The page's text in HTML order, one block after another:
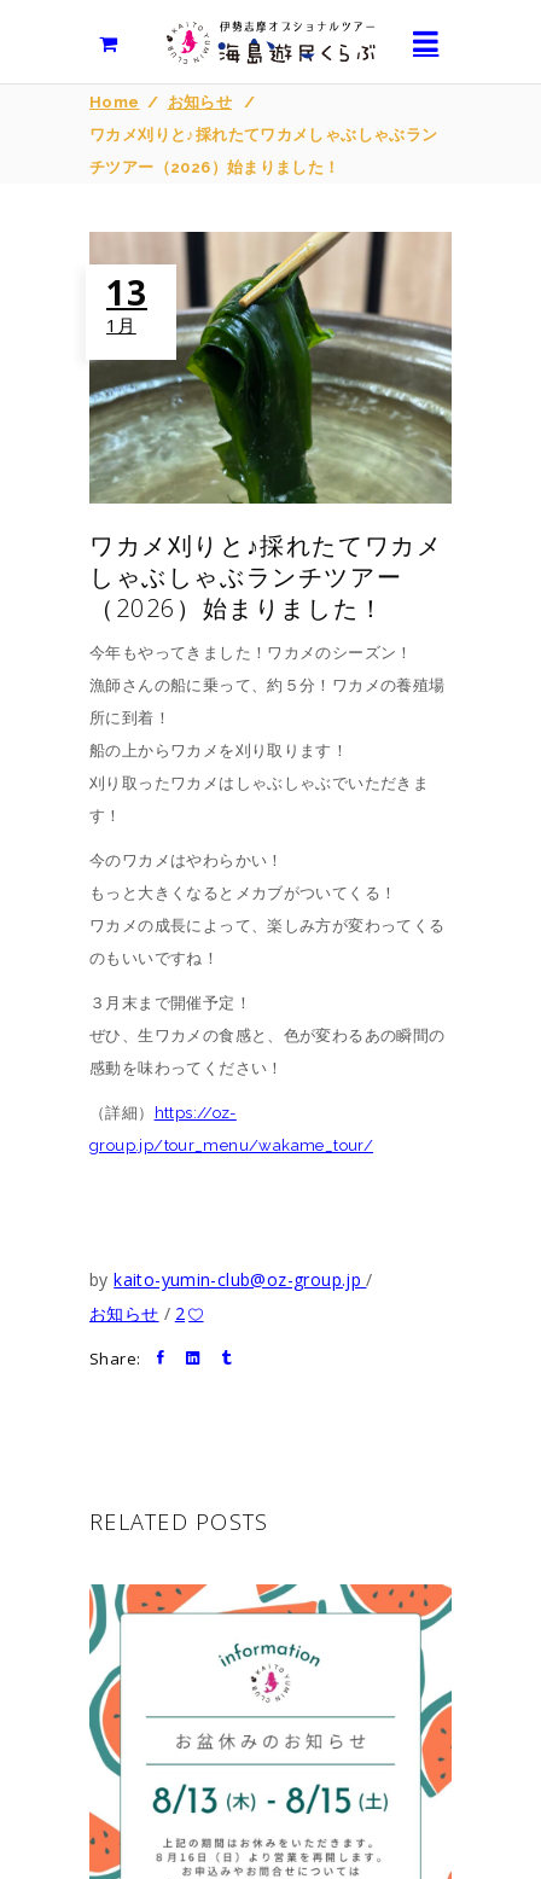
Home / お知らせ
/
ワカメ刈りと♪採れたてワカメしゃぶしゃぶラン
チツアー（2026）始まりました！
13
1月
ワカメ刈りと♪採れたてワカメ
しゃぶしゃぶランチツアー
（2026）始まりました！
今年もやってきました！ワカメのシーズン！
漁師さんの船に乗って、約５分！ワカメの養殖場
所に到着！
船の上からワカメを刈り取ります！
刈り取ったワカメはしゃぶしゃぶでいただきま
す！
今のワカメはやわらかい！
もっと大きくなるとメカブがついてくる！
ワカメの成長によって、楽しみ方が変わってくる
のもいいですね！
３月末まで開催予定！
ぜひ、生ワカメの食感と、色が変わるあの瞬間の
感動を味わってください！
（詳細）
https://oz-
group.jp/tour_menu/wakame_tour/
bykaito-yumin-club@oz-group.jp
お知らせ
2
Share:
RELATED POSTS